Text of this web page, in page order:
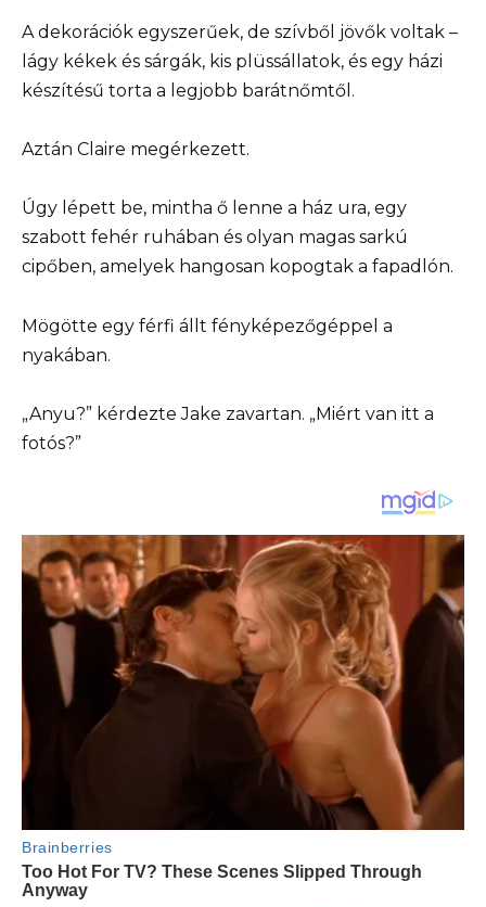
A dekorációk egyszerűek, de szívből jövők voltak –
lágy kékek és sárgák, kis plüssállatok, és egy házi
készítésű torta a legjobb barátnőmtől.
Aztán Claire megérkezett.
Úgy lépett be, mintha ő lenne a ház ura, egy
szabott fehér ruhában és olyan magas sarkú
cipőben, amelyek hangosan kopogtak a fapadlón.
Mögötte egy férfi állt fényképezőgéppel a
nyakában.
„Anyu?” kérdezte Jake zavartan. „Miért van itt a
fotós?”